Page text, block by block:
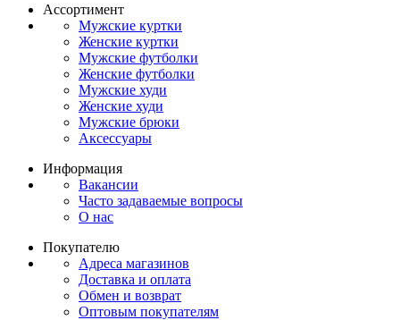
Ассортимент
Мужские куртки
Женские куртки
Мужские футболки
Женские футболки
Мужские худи
Женские худи
Мужские брюки
Аксессуары
Информация
Вакансии
Часто задаваемые вопросы
О нас
Покупателю
Адреса магазинов
Доставка и оплата
Обмен и возврат
Оптовым покупателям